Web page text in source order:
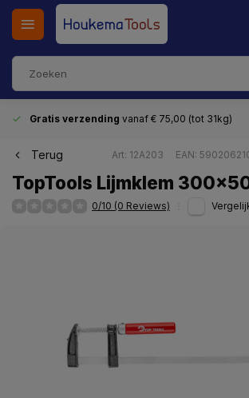
Gratis verzending vanaf € 75,00 (tot 31kg)
Terug Art: 12A203 EAN:
TopTools Lijmklem
0/10 (0 Reviews)